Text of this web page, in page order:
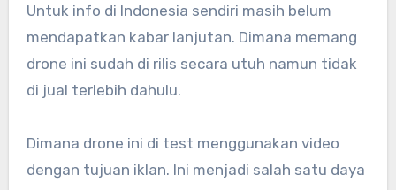
Untuk info di Indonesia sendiri masih belum
mendapatkan kabar lanjutan. Dimana memang
drone ini sudah di rilis secara utuh namun tidak
di jual terlebih dahulu.
Dimana drone ini di test menggunakan video
dengan tujuan iklan. Ini menjadi salah satu daya